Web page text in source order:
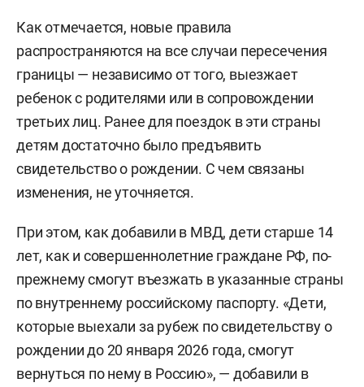
Как отмечается, новые правила
распространяются на все случаи пересечения
границы — независимо от того, выезжает
ребенок с родителями или в сопровождении
третьих лиц. Ранее для поездок в эти страны
детям достаточно было предъявить
свидетельство о рождении. С чем связаны
изменения, не уточняется.
При этом, как добавили в МВД, дети старше 14
лет, как и совершеннолетние граждане РФ, по-
прежнему смогут въезжать в указанные страны
по внутреннему российскому паспорту. «Дети,
которые выехали за рубеж по свидетельству о
рождении до 20 января 2026 года, смогут
вернуться по нему в Россию», — добавили в